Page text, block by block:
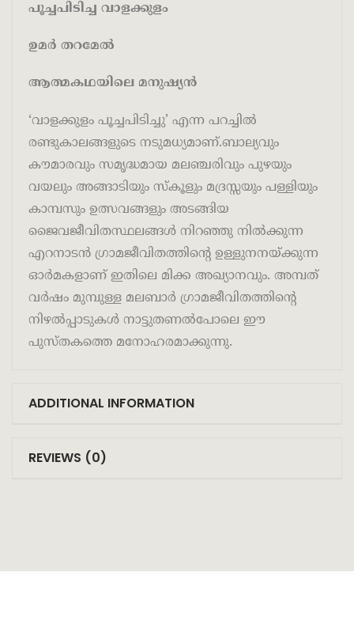
പൂച്ചപിടിച്ച വാളക്കുളം
ഉമര്‍ തറമേല്‍
ആത്മകഥയിലെ മനുഷ്യന്‍
‘വാളക്കുളം പൂച്ചപിടിച്ചു’ എന്ന പറച്ചില്‍
രണ്ടുകാലങ്ങളുടെ നടുമധ്യമാണ്.ബാല്യവും
കൗമാരവും സമൃദ്ധമായ മലഞ്ചരിവും പുഴയും
വയലും അങ്ങാടിയും സ്‌കൂളും മദ്രസ്സയും പള്ളിയും
കാമ്പസും ഉത്സവങ്ങളും അടങ്ങിയ
ജൈവജീവിതസ്ഥലങ്ങള്‍ നിറഞ്ഞു നില്‍ക്കുന്ന
എറനാടന്‍ ഗ്രാമജീവിതത്തിന്റെ ഉള്ളുനനയ്ക്കുന്ന
ഓര്‍മകളാണ് ഇതിലെ മിക്ക അഖ്യാനവും. അമ്പത്
വര്‍ഷം മുമ്പുള്ള മലബാര്‍ ഗ്രാമജീവിതത്തിന്റെ
നിഴല്‍പ്പാടുകള്‍ നാട്ടുതണല്‍പോലെ ഈ
പുസ്തകത്തെ മനോഹരമാക്കുന്നു.
ADDITIONAL INFORMATION
REVIEWS (0)